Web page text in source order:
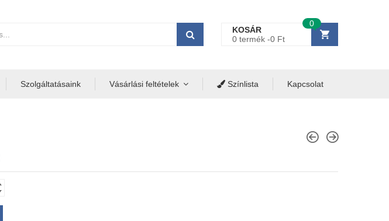
KOSÁR
0 termék -0 Ft
0
Szolgáltatásaink Vásárlási feltételek Színlista Kapcsolat